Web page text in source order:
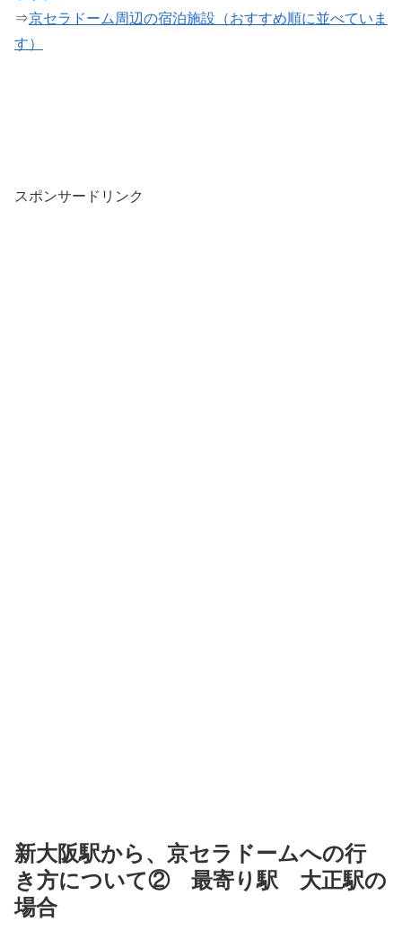
⇒京セラドーム周辺の宿泊施設（おすすめ順に並べていま
す）
スポンサードリンク
新大阪駅から、京セラドームへの行
き方について② 最寄り駅 大正駅の
場合